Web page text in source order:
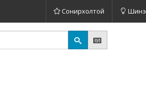
Сонирхолтой Шинэ